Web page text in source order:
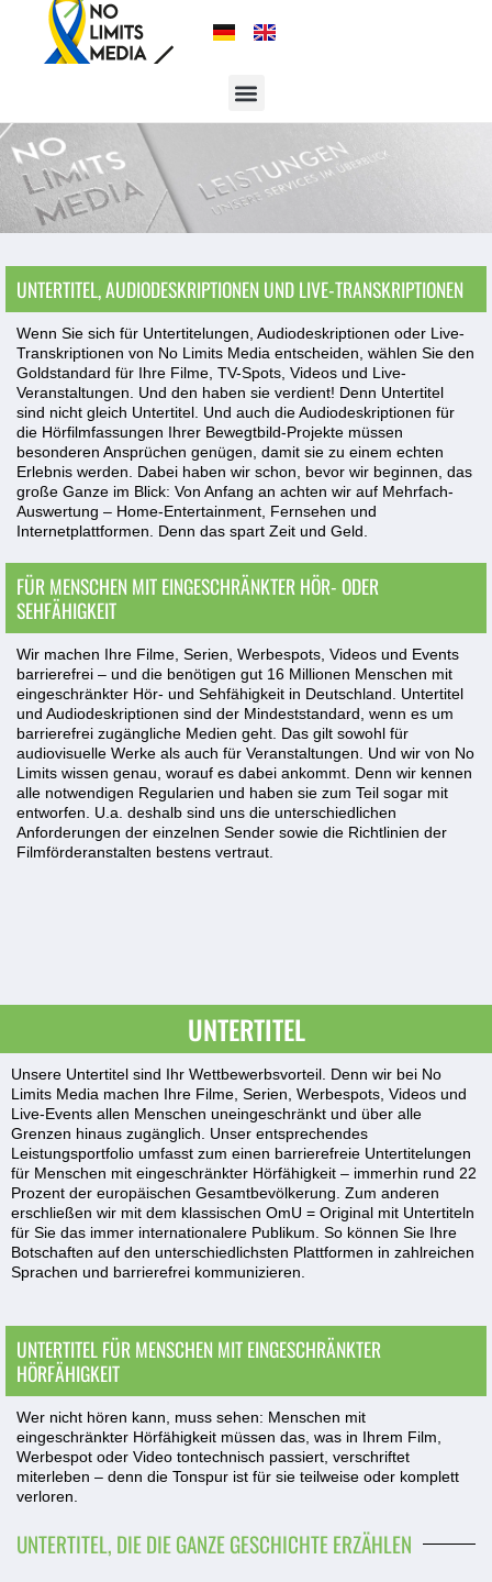
UNTERTITEL, AUDIODESKRIPTIONEN UND LIVE-TRANSKRIPTIONEN
Wenn Sie sich für Untertitelungen, Audiodeskriptionen oder Live-
Transkriptionen von No Limits Media entscheiden, wählen Sie den
Goldstandard für Ihre Filme, TV-Spots, Videos und Live-
Veranstaltungen. Und den haben sie verdient! Denn Untertitel
sind nicht gleich Untertitel. Und auch die Audiodeskriptionen für
die Hörfilmfassungen Ihrer Bewegtbild-Projekte müssen
besonderen Ansprüchen genügen, damit sie zu einem echten
Erlebnis werden. Dabei haben wir schon, bevor wir beginnen, das
große Ganze im Blick: Von Anfang an achten wir auf Mehrfach-
Auswertung – Home-Entertainment, Fernsehen und
Internetplattformen. Denn das spart Zeit und Geld.
FÜR MENSCHEN MIT EINGESCHRÄNKTER HÖR- ODER
SEHFÄHIGKEIT
Wir machen Ihre Filme, Serien, Werbespots, Videos und Events
barrierefrei – und die benötigen gut 16 Millionen Menschen mit
eingeschränkter Hör- und Sehfähigkeit in Deutschland. Untertitel
und Audiodeskriptionen sind der Mindeststandard, wenn es um
barrierefrei zugängliche Medien geht. Das gilt sowohl für
audiovisuelle Werke als auch für Veranstaltungen. Und wir von No
Limits wissen genau, worauf es dabei ankommt. Denn wir kennen
alle notwendigen Regularien und haben sie zum Teil sogar mit
entworfen. U.a. deshalb sind uns die unterschiedlichen
Anforderungen der einzelnen Sender sowie die Richtlinien der
Filmförderanstalten bestens vertraut.
UNTERTITEL
Unsere Untertitel sind Ihr Wettbewerbsvorteil. Denn wir bei No
Limits Media machen Ihre Filme, Serien, Werbespots, Videos und
Live-Events allen Menschen uneingeschränkt und über alle
Grenzen hinaus zugänglich. Unser entsprechendes
Leistungsportfolio umfasst zum einen barrierefreie Untertitelungen
für Menschen mit eingeschränkter Hörfähigkeit – immerhin rund 22
Prozent der europäischen Gesamtbevölkerung. Zum anderen
erschließen wir mit dem klassischen OmU = Original mit Untertiteln
für Sie das immer internationalere Publikum. So können Sie Ihre
Botschaften auf den unterschiedlichsten Plattformen in zahlreichen
Sprachen und barrierefrei kommunizieren.
UNTERTITEL FÜR MENSCHEN MIT EINGESCHRÄNKTER
HÖRFÄHIGKEIT
Wer nicht hören kann, muss sehen: Menschen mit
eingeschränkter Hörfähigkeit müssen das, was in Ihrem Film,
Werbespot oder Video tontechnisch passiert, verschriftet
miterleben – denn die Tonspur ist für sie teilweise oder komplett
verloren.
UNTERTITEL, DIE DIE GANZE GESCHICHTE ERZÄHLEN